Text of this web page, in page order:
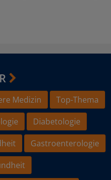
Medizin
Top-Thema
Diabetologie
Gastroenterologie